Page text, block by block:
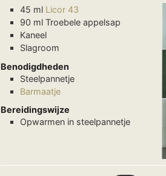
45 ml Licor 43
90 ml Troebele appelsap
Kaneel
Slagroom
Benodigdheden
Steelpannetje
Barmaatje
Bereidingswijze
Opwarmen in steelpannetje